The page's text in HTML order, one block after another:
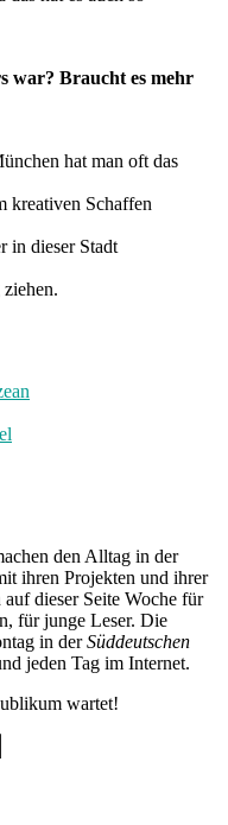
war? Braucht es mehr
hat man oft das
kreativen Schaffen
in dieser Stadt
den Alltag in der
ihren Projekten und ihrer
dieser Seite Woche für
für junge Leser. Die
in derSüddeutschen
jeden Tag im Internet.
wartet!